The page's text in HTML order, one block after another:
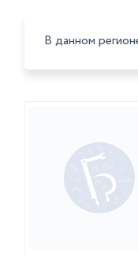
В данном